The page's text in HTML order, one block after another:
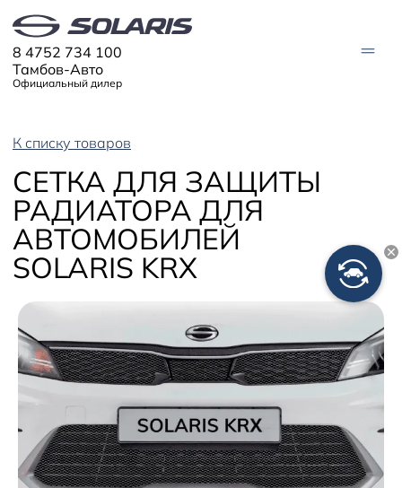
Тамбов-Авто
Официальный дилер
8 4752 734 100
МОДЕЛИ
Solaris HC
Solaris KRX
Solaris KRS
Solaris HS
ЦИФРОВОЙ АВТОМОБИЛЬ
ПОКУПАТЕЛЯМ
Трейд-ин
Корпоративным клиентам
Оригинальные аксессуары
Тест-драйв
Solaris Страхование
Спецпредложения
Запасные части
Запись на сервис
Гарантия
Руководства
О ДИЛЕРЕ
Контакты
Новости
К списку товаров
СЕТКА ДЛЯ ЗАЩИТЫ
РАДИАТОРА ДЛЯ
АВТОМОБИЛЕЙ
SOLARIS KRX